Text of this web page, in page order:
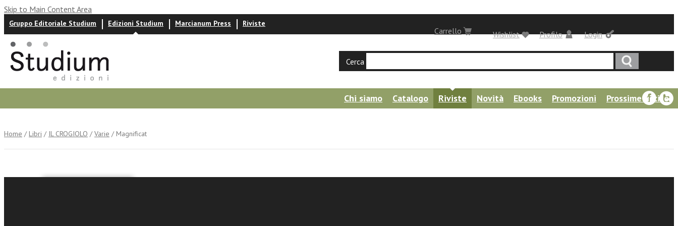
Skip to Main Content Area
Login
Carrello
Gruppo Editoriale Studium Edizioni Studium Marcianum Press Riviste
Profilo
Wishlist
Cerca
Chi siamo Catalogo Riviste Novità Ebooks Promozioni
Prossime uscite
Home / Libri / IL CROGIOLO /Varie / Magnificat